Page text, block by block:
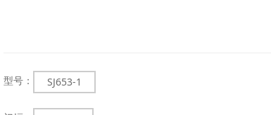
型号： SJ653-1